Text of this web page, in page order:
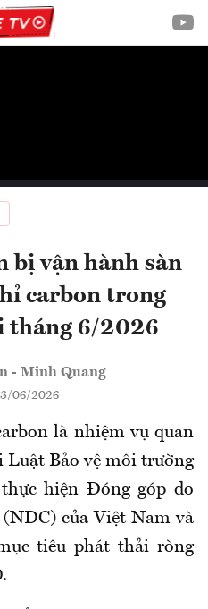
bị vận hành sàn
carbon trong
tháng 6/2026
- Minh Quang
06/2026
là nhiệm vụ quan
Luật Bảo vệ môi trường
hiện Đóng góp do
của Việt Nam và
tiêu phát thải ròng